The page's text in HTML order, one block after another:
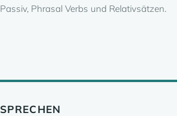
Passiv, Phrasal Verbs und Relativsätzen.
SPRECHEN